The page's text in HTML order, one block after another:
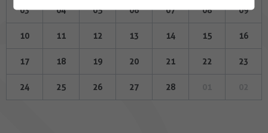
03 04 05 06 07 08 09
10 11 12 13 14 15 16
17 18 19 20 21 22 23
24 25 26 27 28